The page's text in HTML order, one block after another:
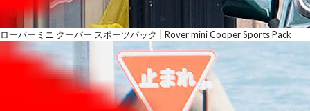
ローバーミニ クーパー スポーツパック | Rover mini Cooper Sports Pack